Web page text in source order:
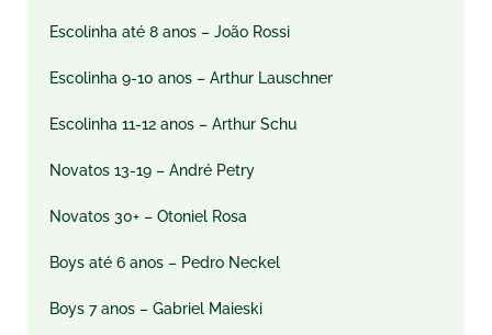
Escolinha até 8 anos – João Rossi
Escolinha 9-10 anos – Arthur Lauschner
Escolinha 11-12 anos – Arthur Schu
Novatos 13-19 – André Petry
Novatos 30+ – Otoniel Rosa
Boys até 6 anos – Pedro Neckel
Boys 7 anos – Gabriel Maieski